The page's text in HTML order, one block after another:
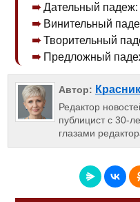
Дательный
Винительный
Творительный
Предложный
Автор:
Редактор
публицист с 30-
глазами